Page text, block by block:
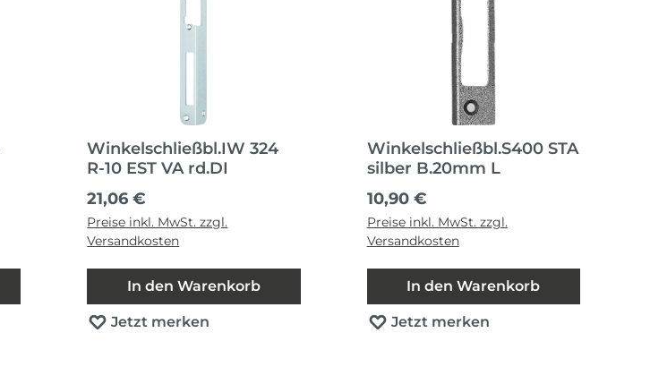
Winkelschließbl.IW 324
R-10 EST VA rd.DI
Regulärer Preis:
21,06 €
Preise inkl. MwSt. zzgl.
Versandkosten
In den Warenkorb
Jetzt merken
Winkelschließbl.S400 STA
silber B.20mm L
Regulärer Preis:
10,90 €
Preise inkl. MwSt. zzgl.
Versandkosten
In den Warenkorb
Jetzt merken